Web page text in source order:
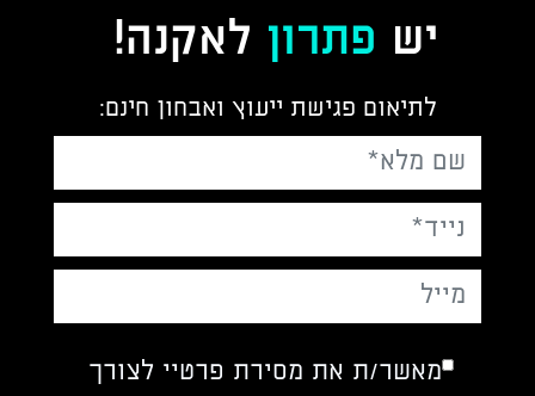
יש פתרוןלאקנה!
לתיאום פגישת ייעוץ ואבחון חינם:
leaveמאשר/ת את מסירת פרטיי לצורך